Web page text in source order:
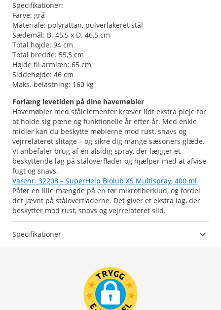
Specifikationer:
Farve: grå
Materiale: polyrattan, pulverlakeret stål
Sædemål: B. 45,5 x D. 46,5 cm
Total højde: 94 cm
Total bredde: 55,5 cm
Højde til armlæn: 65 cm
Siddehøjde: 46 cm
Maks. belastning: 160 kg
Forlæng levetiden på dine havemøbler
Havemøbler med stålelementer kræver lidt ekstra pleje for
at holde sig pæne og funktionelle år efter år. Med enkle
midler kan du beskytte møblerne mod rust, snavs og
vejrrelateret slitage – og sikre dig mange sæsoners glæde.
Vi anbefaler brug af en alsidig spray, der lægger et
beskyttende lag på ståloverflader og hjælper med at afvise
fugt og snavs.
Varenr. 32208 – SuperHelp Biolub X5 Multispray, 400 ml
Påfør en lille mængde på en tør mikrofiberklud, og fordel
det jævnt på ståloverfladerne. Det giver et ekstra lag, der
Specifikationer